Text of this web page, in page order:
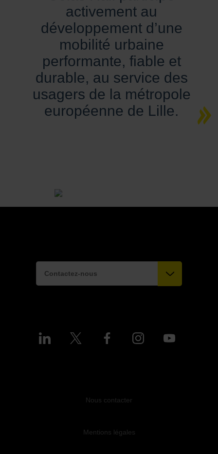
activement au
développement d’une
mobilité urbaine
performante, fiable et
durable, au service des
usagers de la métropole
européenne de Lille.
Contactez-nous
Nous contacter
Mentions légales